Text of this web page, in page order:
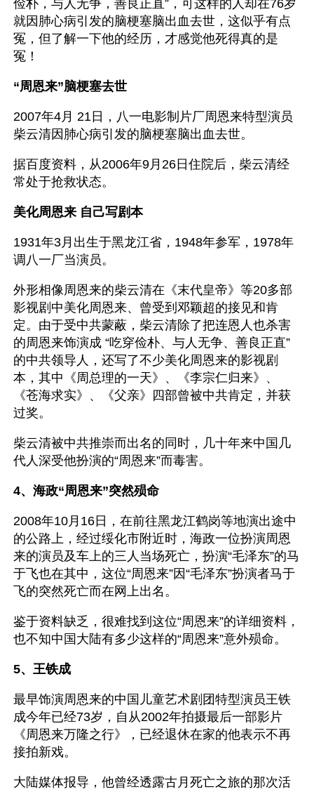
俭朴，与人无争，善良正直”，可这样的人却在76岁
就因肺心病引发的脑梗塞脑出血去世，这似乎有点
冤，但了解一下他的经历，才感觉他死得真的是
冤！
“周恩来”脑梗塞去世
2007年4月 21日，八一电影制片厂周恩来特型演员
柴云清因肺心病引发的脑梗塞脑出血去世。
据百度资料，从2006年9月26日住院后，柴云清经
常处于抢救状态。
美化周恩来 自己写剧本
1931年3月出生于黑龙江省，1948年参军，1978年
调八一厂当演员。
外形相像周恩来的柴云清在《末代皇帝》等20多部
影视剧中美化周恩来、曾受到邓颖超的接见和肯
定。由于受中共蒙蔽，柴云清除了把连恩人也杀害
的周恩来饰演成 “吃穿俭朴、与人无争、善良正直”
的中共领导人，还写了不少美化周恩来的影视剧
本，其中《周总理的一天》、《李宗仁归来》、
《苍海求实》、《父亲》四部曾被中共肯定，并获
过奖。
柴云清被中共推崇而出名的同时，几十年来中国几
代人深受他扮演的“周恩来”而毒害。
4、海政“周恩来”突然殒命
2008年10月16日，在前往黑龙江鹤岗等地演出途中
的公路上，经过绥化市附近时，海政一位扮演周恩
来的演员及车上的三人当场死亡，扮演“毛泽东”的马
于飞也在其中，这位“周恩来”因“毛泽东”扮演者马于
飞的突然死亡而在网上出名。
鉴于资料缺乏，很难找到这位“周恩来”的详细资料，
也不知中国大陆有多少这样的“周恩来”意外殒命。
5、王铁成
最早饰演周恩来的中国儿童艺术剧团特型演员王铁
成今年已经73岁，自从2002年拍摄最后一部影片
《周恩来万隆之行》，已经退休在家的他表示不再
接拍新戏。
大陆媒体报导，他曾经透露古月死亡之旅的那次活